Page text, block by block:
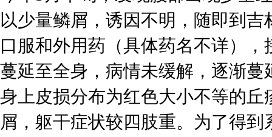
以少量鳞屑，诱因不明，随即到
口服和外用药（具体药名不详）
蔓延至全身，病情未缓解，逐渐
身上皮损分布为红色大小不等的
屑，躯干症状较四肢重。为了得